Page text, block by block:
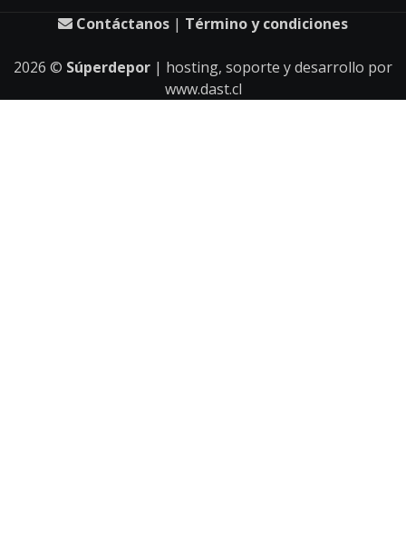
Contáctanos | Término y condiciones
2026 © Súperdepor | hosting, soporte y desarrollo por
www.dast.cl